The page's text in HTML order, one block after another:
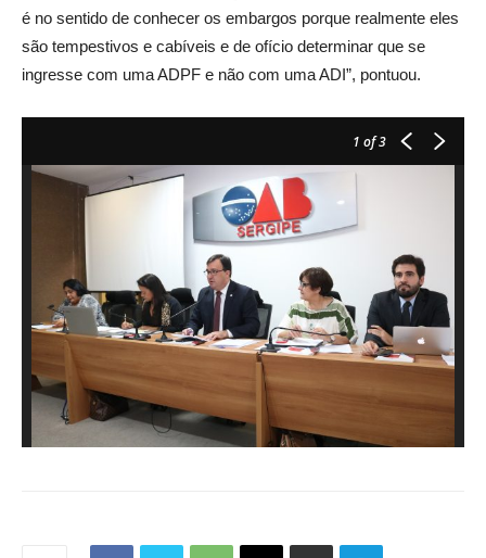
é no sentido de conhecer os embargos porque realmente eles
são tempestivos e cabíveis e de ofício determinar que se
ingresse com uma ADPF e não com uma ADI”, pontuou.
1 of 3